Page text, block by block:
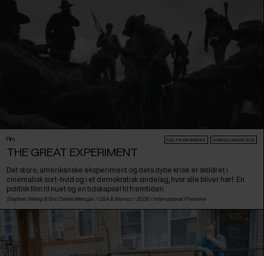
Film F:ACT KONKURRENCE AUDIENCE AWARD 2026
THE GREAT EXPERIMENT
Det store, amerikanske eksperiment og dets dybe krise er skildret i
cinematisk sort-hvid og i et demokratisk sindelag, hvor alle bliver hørt. En
politisk film til nuet og en tidskapsel til fremtiden.
Stephen Maing & Eric Daniel Metzgar / USA & Mexico/ 2026 / International Premiere